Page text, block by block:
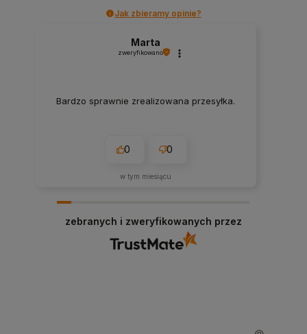
Jak zbieramy opinie?
Marta
zweryfikowano
Bardzo sprawnie zrealizowana przesyłka.
0 0
w tym miesiącu
zebranych i zweryfikowanych przez